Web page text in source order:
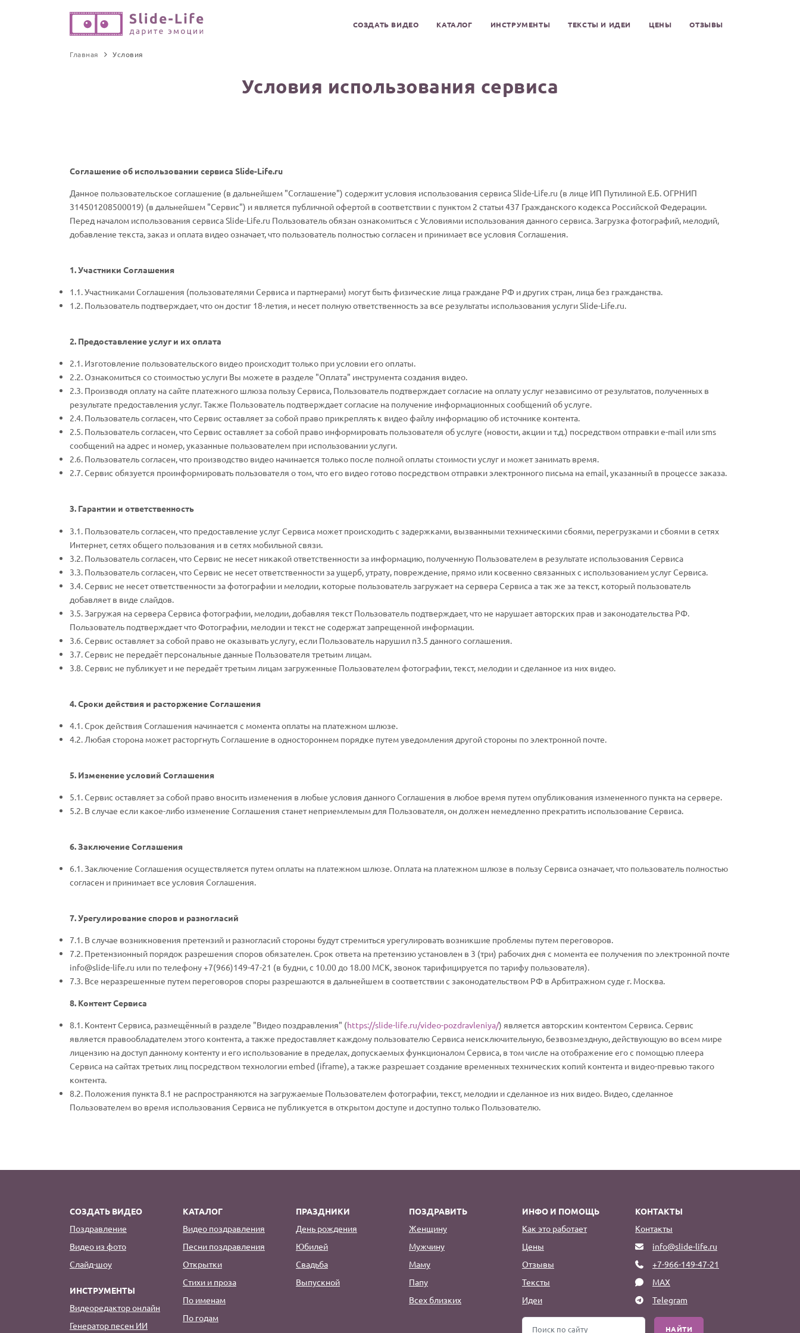
СОЗДАТЬ ВИДЕО КАТАЛОГ ИНСТРУМЕНТЫ ТЕКСТЫ И ИДЕИ ЦЕНЫ ОТЗЫВЫ
Главная Условия
Условия использования сервиса
Соглашение об использовании сервиса Slide-Life.ru
Данное пользовательское соглашение (в дальнейшем "Соглашение") содержит условия использования сервиса Slide-Life.ru (в лице ИП Путилиной Е.Б. ОГРНИП
314501208500019) (в дальнейшем "Сервис") и является публичной офертой в соответствии с пунктом 2 статьи 437 Гражданского кодекса Российской Федерации.
Перед началом использования сервиса Slide-Life.ru Пользователь обязан ознакомиться с Условиями использования данного сервиса. Загрузка фотографий, мелодий,
добавление текста, заказ и оплата видео означает, что пользователь полностью согласен и принимает все условия Соглашения.
1. Участники Соглашения
1.1. Участниками Соглашения (пользователями Сервиса и партнерами) могут быть физические лица граждане РФ и других стран, лица без гражданства.
1.2. Пользователь подтверждает, что он достиг 18-летия, и несет полную ответственность за все результаты использования услуги Slide-Life.ru.
2. Предоставление услуг и их оплата
2.1. Изготовление пользовательского видео происходит только при условии его оплаты.
2.2. Ознакомиться со стоимостью услуги Вы можете в разделе "Оплата" инструмента создания видео.
2.3. Производя оплату на сайте платежного шлюза пользу Сервиса, Пользователь подтверждает согласие на оплату услуг независимо от результатов, полученных в
результате предоставления услуг. Также Пользователь подтверждает согласие на получение информационных сообщений об услуге.
2.4. Пользователь согласен, что Сервис оставляет за собой право прикреплять к видео файлу информацию об источнике контента.
2.5. Пользователь согласен, что Сервис оставляет за собой право информировать пользователя об услуге (новости, акции и т.д.) посредством отправки e-mail или sms
сообщений на адрес и номер, указанные пользователем при использовании услуги.
2.6. Пользователь согласен, что производство видео начинается только после полной оплаты стоимости услуг и может занимать время.
2.7. Сервис обязуется проинформировать пользователя о том, что его видео готово посредством отправки электронного письма на email, указанный в процессе заказа.
3. Гарантии и ответственность
3.1. Пользователь согласен, что предоставление услуг Сервиса может происходить с задержками, вызванными техническими сбоями, перегрузками и сбоями в сетях
Интернет, сетях общего пользования и в сетях мобильной связи.
3.2. Пользователь согласен, что Сервис не несет никакой ответственности за информацию, полученную Пользователем в результате использования Сервиса
3.3. Пользователь согласен, что Сервис не несет ответственности за ущерб, утрату, повреждение, прямо или косвенно связанных с использованием услуг Сервиса.
3.4. Сервис не несет ответственности за фотографии и мелодии, которые пользователь загружает на сервера Сервиса а так же за текст, который пользователь
добавляет в виде слайдов.
3.5. Загружая на сервера Сервиса фотографии, мелодии, добавляя текст Пользователь подтверждает, что не нарушает авторских прав и законодательства РФ.
Пользователь подтверждает что Фотографии, мелодии и текст не содержат запрещенной информации.
3.6. Сервис оставляет за собой право не оказывать услугу, если Пользователь нарушил п3.5 данного соглашения.
3.7. Сервис не передаёт персональные данные Пользователя третьим лицам.
3.8. Сервис не публикует и не передаёт третьим лицам загруженные Пользователем фотографии, текст, мелодии и сделанное из них видео.
4. Сроки действия и расторжение Соглашения
4.1. Срок действия Соглашения начинается с момента оплаты на платежном шлюзе.
4.2. Любая сторона может расторгнуть Соглашение в одностороннем порядке путем уведомления другой стороны по электронной почте.
5. Изменение условий Соглашения
5.1. Сервис оставляет за собой право вносить изменения в любые условия данного Соглашения в любое время путем опубликования измененного пункта на сервере.
5.2. В случае если какое-либо изменение Соглашения станет неприемлемым для Пользователя, он должен немедленно прекратить использование Сервиса.
6. Заключение Соглашения
6.1. Заключение Соглашения осуществляется путем оплаты на платежном шлюзе. Оплата на платежном шлюзе в пользу Сервиса означает, что пользователь полностью
согласен и принимает все условия Соглашения.
7. Урегулирование споров и разногласий
7.1. В случае возникновения претензий и разногласий стороны будут стремиться урегулировать возникшие проблемы путем переговоров.
7.2. Претензионный порядок разрешения споров обязателен. Срок ответа на претензию установлен в 3 (три) рабочих дня с момента ее получения по электронной почте
info@slide-life.ru или по телефону +7(966)149-47-21 (в будни, с 10.00 до 18.00 МСК, звонок тарифицируется по тарифу пользователя).
7.3. Все неразрешенные путем переговоров споры разрешаются в дальнейшем в соответствии с законодательством РФ в Арбитражном суде г. Москва.
8. Контент Сервиса
8.1. Контент Сервиса, размещённый в разделе "Видео поздравления" (https://slide-life.ru/video-pozdravleniya/) является авторским контентом Сервиса. Сервис
является правообладателем этого контента, а также предоставляет каждому пользователю Сервиса неисключительную, безвозмездную, действующую во всем мире
лицензию на доступ данному контенту и его использование в пределах, допускаемых функционалом Сервиса, в том числе на отображение его с помощью плеера
Сервиса на сайтах третьих лиц посредством технологии embed (iframe), а также разрешает создание временных технических копий контента и видео-превью такого
контента.
8.2. Положения пункта 8.1 не распространяются на загружаемые Пользователем фотографии, текст, мелодии и сделанное из них видео. Видео, сделанное
Пользователем во время использования Сервиса не публикуется в открытом доступе и доступно только Пользователю.
СОЗДАТЬ ВИДЕО
Поздравление
Видео из фото
Слайд-шоу
ИНСТРУМЕНТЫ
Видеоредактор онлайн
Генератор песен ИИ
КАТАЛОГ
Видео поздравления
Песни поздравления
Открытки
Стихи и проза
По именам
По годам
ПРАЗДНИКИ
День рождения
Юбилей
Свадьба
Выпускной
ПОЗДРАВИТЬ
Женщину
Мужчину
Маму
Папу
Всех близких
ИНФО И ПОМОЩЬ
Как это работает
Цены
Отзывы
Тексты
Идеи
КОНТАКТЫ
Контакты
info@slide-life.ru
+7-966-149-47-21
MAX
Telegram
НАЙТИ